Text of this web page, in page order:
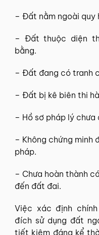
– Đất nằm ngoài quy
– Đất thuộc diện
bằng.
– Đất đang có tranh
– Đất bị kê biên thi
– Hồ sơ pháp lý chưa
– Không chứng minh
pháp.
– Chưa hoàn thành
đến đất đai.
Việc xác định
đích sử dụng đất
tiết kiệm đáng kể